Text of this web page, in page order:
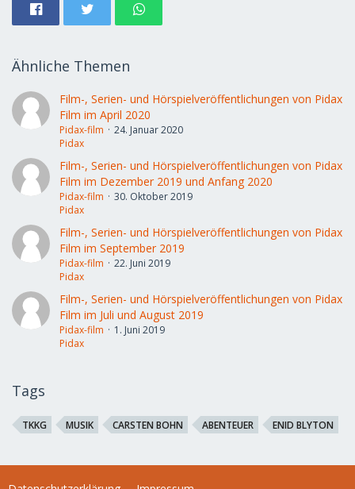
Ähnliche Themen
Film-, Serien- und Hörspielveröffentlichungen von Pidax
Film im April 2020
Pidax-film
24. Januar 2020
Pidax
Film-, Serien- und Hörspielveröffentlichungen von Pidax
Film im Dezember 2019 und Anfang 2020
Pidax-film
30. Oktober 2019
Pidax
Film-, Serien- und Hörspielveröffentlichungen von Pidax
Film im September 2019
Pidax-film
22. Juni 2019
Pidax
Film-, Serien- und Hörspielveröffentlichungen von Pidax
Film im Juli und August 2019
Pidax-film
1. Juni 2019
Pidax
Tags
TKKG MUSIK CARSTEN BOHN ABENTEUER ENID BLYTON